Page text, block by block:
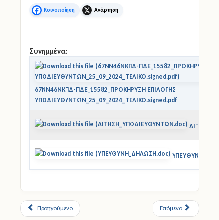
Facebook X
Συνημμένα:
67ΝΝ46ΝΚΠΔ-ΠΔΕ_15582_ΠΡΟΚΗΡΥΞΗ ΕΠΙΛΟΓΗΣ
ΥΠΟΔΙΕΥΘΥΝΤΩΝ_25_09_2024_ΤΕΛΙΚΟ.signed.pdf
Προηγούμενο Επόμενο